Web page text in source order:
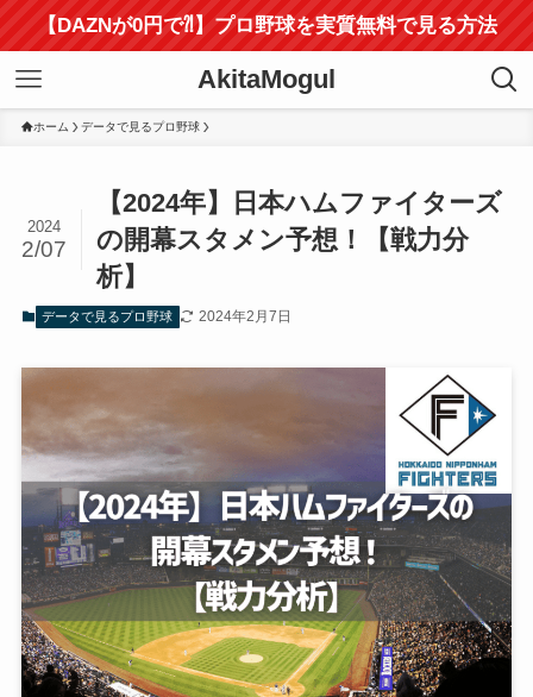
【DAZNが0円で⁈】プロ野球を実質無料で見る方法
AkitaMogul
ホーム データで見るプロ野球
【2024年】日本ハムファイターズ
の開幕スタメン予想！【戦力分
析】
2024
2/07
データで見るプロ野球 2024年2月7日